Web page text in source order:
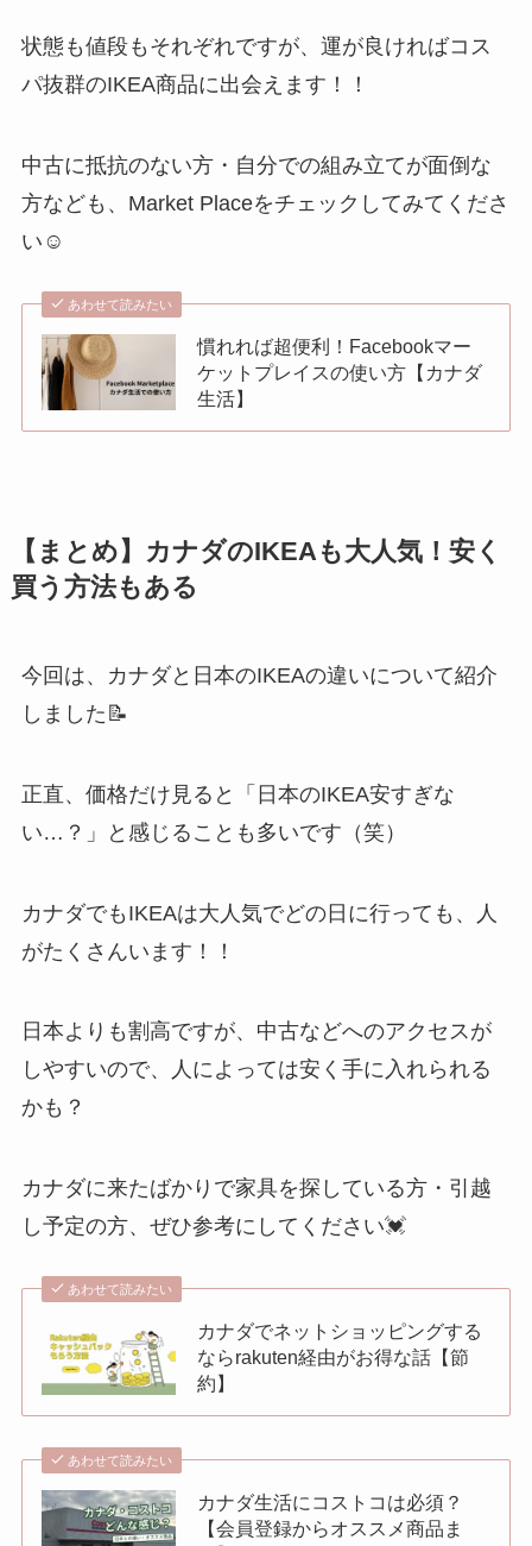
状態も値段もそれぞれですが、運が良ければコス
パ抜群のIKEA商品に出会えます！！
中古に抵抗のない方・自分での組み立てが面倒な
方なども、Market Placeをチェックしてみてくださ
い☺️
あわせて読みたい
慣れれば超便利！Facebookマー
ケットプレイスの使い方【カナダ
生活】
【まとめ】カナダのIKEAも大人気！安く
買う方法もある
今回は、カナダと日本のIKEAの違いについて紹介
しました📝
正直、価格だけ見ると「日本のIKEA安すぎな
い…？」と感じることも多いです（笑）
カナダでもIKEAは大人気でどの日に行っても、人
がたくさんいます！！
日本よりも割高ですが、中古などへのアクセスが
しやすいので、人によっては安く手に入れられる
かも？
カナダに来たばかりで家具を探している方・引越
し予定の方、ぜひ参考にしてください💓
あわせて読みたい
カナダでネットショッピングする
ならrakuten経由がお得な話【節
約】
あわせて読みたい
カナダ生活にコストコは必須？
【会員登録からオススメ商品ま